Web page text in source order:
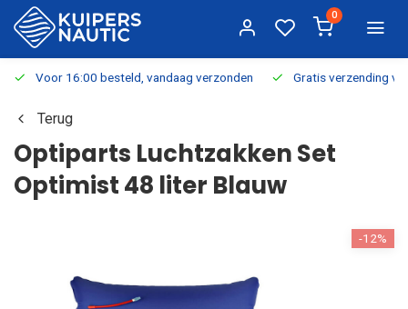
0
Voor 16:00 besteld, vandaag verzonden Gratis verzending
Terug
Optiparts Luchtzakken Set
Optimist 48 liter Blauw
-12%